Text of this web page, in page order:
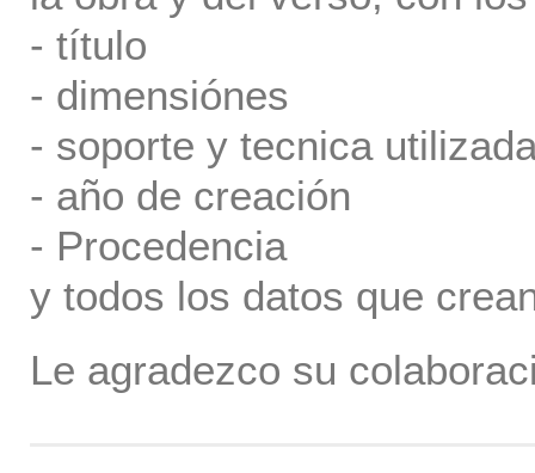
- título
- dimensiónes
- soporte y tecnica
- año de creación
- Procedencia
y todos los datos que
Le agradezco su